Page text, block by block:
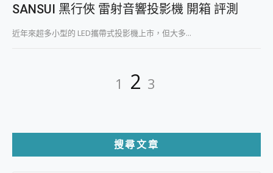
SANSUI 黑行俠 雷射音響投影機 開箱 評測
近年來超多小型的 LED攜帶式投影機上市，但大多...
頁
Page
1 Page
2 Page
3
搜尋文章